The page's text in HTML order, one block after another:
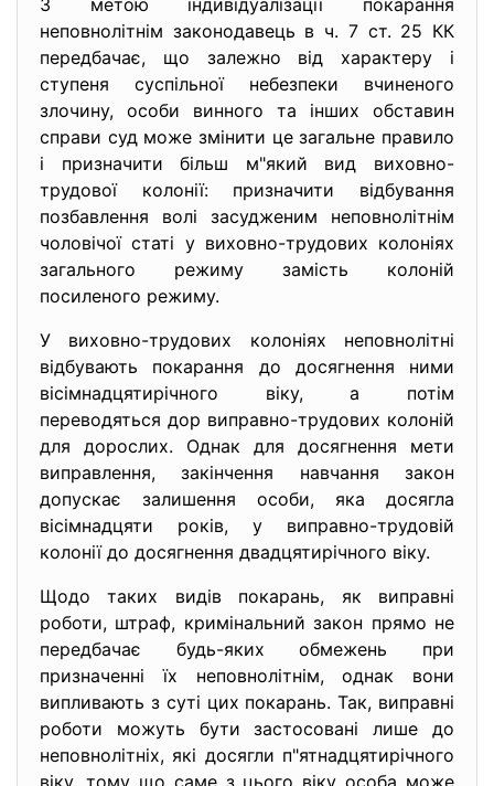
З метою індивідуалізації покарання
неповнолітнім законодавець в ч. 7 ст. 25 КК
передбачає, що залежно від характеру і
ступеня суспільної небезпеки вчиненого
злочину, особи винного та інших обставин
справи суд може змінити це загальне правило
і призначити більш м"який вид виховно-
трудової колонії: призначити відбування
позбавлення волі засудженим неповнолітнім
чоловічої статі у виховно-трудових колоніях
загального режиму замість колоній
посиленого режиму.
У виховно-трудових колоніях неповнолітні
відбувають покарання до досягнення ними
вісімнадцятирічного віку, а потім
переводяться дор виправно-трудових колоній
для дорослих. Однак для досягнення мети
виправлення, закінчення навчання закон
допускає залишення особи, яка досягла
вісімнадцяти років, у виправно-трудовій
колонії до досягнення двадцятирічного віку.
Щодо таких видів покарань, як виправні
роботи, штраф, кримінальний закон прямо не
передбачає будь-яких обмежень при
призначенні їх неповнолітнім, однак вони
випливають з суті цих покарань. Так, виправні
роботи можуть бути застосовані лише до
неповнолітніх, які досягли п"ятнадцятирічного
віку, тому що саме з цього віку особа може